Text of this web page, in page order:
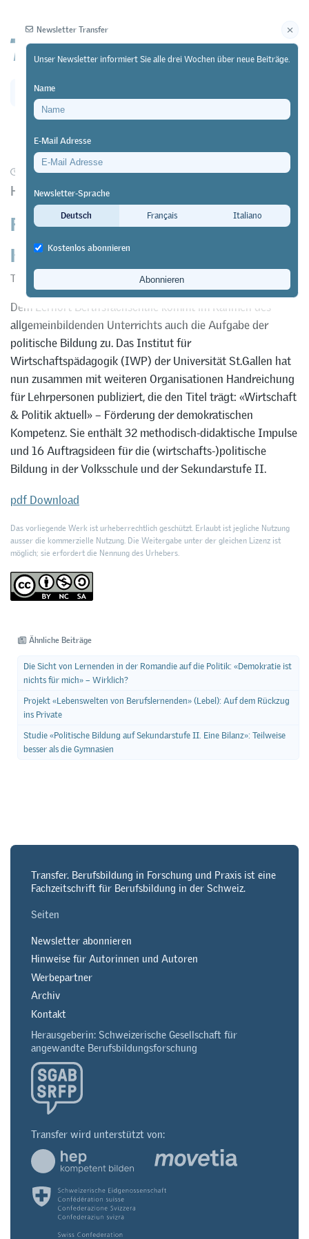
28/12/23 Praxis
Handreichung für Lehrpersonen
Förderung der demokratischen
Kompetenz
Transfer
Dem Lernort Berufsfachschule kommt im Rahmen des
allgemeinbildenden Unterrichts auch die Aufgabe der
politische Bildung zu. Das Institut für
Wirtschaftspädagogik (IWP) der Universität St.Gallen hat
nun zusammen mit weiteren Organisationen Handreichung
für Lehrpersonen publiziert, die den Titel trägt: «Wirtschaft
& Politik aktuell» – Förderung der demokratischen
Kompetenz. Sie enthält 32 methodisch-didaktische Impulse
und 16 Auftragsideen für die (wirtschafts-)politische
Bildung in der Volksschule und der Sekundarstufe II.
pdf Download
Das vorliegende Werk ist urheberrechtlich geschützt. Erlaubt ist jegliche Nutzung
ausser die kommerzielle Nutzung. Die Weitergabe unter der gleichen Lizenz ist
möglich; sie erfordert die Nennung des Urhebers.
Ähnliche Beiträge
Die Sicht von Lernenden in der Romandie auf die Politik: «Demokratie ist
nichts für mich» – Wirklich?
Projekt «Lebenswelten von Berufslernenden» (Lebel): Auf dem Rückzug
ins Private
Studie «Politische Bildung auf Sekundarstufe II. Eine Bilanz»: Teilweise
besser als die Gymnasien
Newsletter Transfer
Unser Newsletter informiert Sie alle drei Wochen über neue Beiträge.
Name
E-Mail Adresse
Newsletter-Sprache
Deutsch
Français Italiano
Kostenlos abonnieren
Transfer. Berufsbildung in Forschung und Praxis ist eine
Fachzeitschrift für Berufsbildung in der Schweiz.
Seiten
Newsletter abonnieren
Hinweise für Autorinnen und Autoren
Werbepartner
Archiv
Kontakt
Herausgeberin: Schweizerische Gesellschaft für
angewandte Berufsbildungsforschung
Transfer wird unterstützt von: